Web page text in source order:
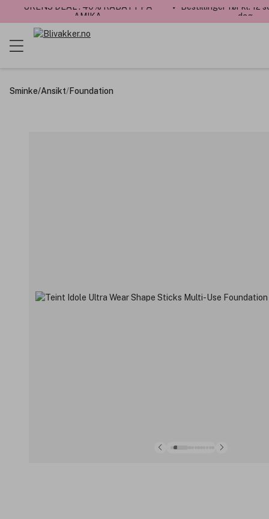
UKENS DEAL : 40% RABATT PÅ
AMIKA
✓ Bestillinger før kl. 12
dag
Sminke/Ansikt/Foundation